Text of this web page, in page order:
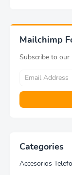
Mailchimp
Subscribe to
Categories
Accesorios